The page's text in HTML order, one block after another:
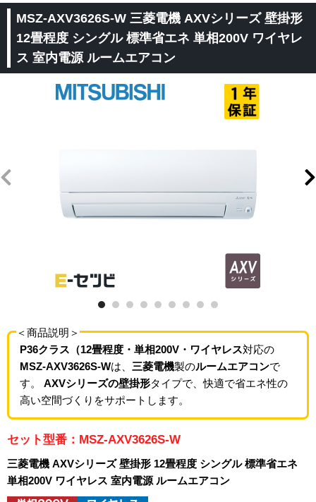
MSZ-AXV3626S-W 三菱電機 AXVシリーズ 壁掛形
12畳程度 シングル 標準省エネ 単相200V ワイヤレ
ス 室内電源 ルームエアコン
＜商品説明＞
P36クラス（12畳程度・単相200V・ワイヤレス対応の
MSZ-AXV3626S-Wは、 三菱電機製のルームエアコンで
す。 AXVシリーズの壁掛形タイプで、快適で省エネ性の
高い空間づくりをサポートします。
セット型番：MSZ-AXV3626S-W
三菱電機 AXVシリーズ 壁掛形 12畳程度 シングル 標準省エネ
単相200V ワイヤレス 室内電源 ルームエアコン